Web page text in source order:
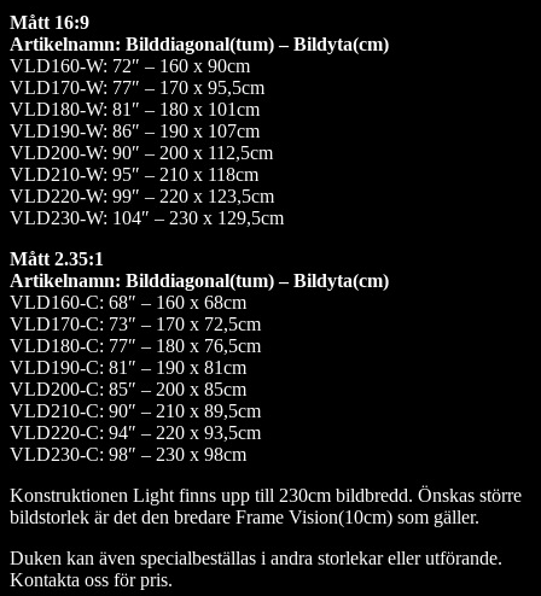
Mått 16:9
Artikelnamn: Bilddiagonal(tum) – Bildyta(cm)
VLD160-W: 72″ – 160 x 90cm
VLD170-W: 77″ – 170 x 95,5cm
VLD180-W: 81″ – 180 x 101cm
VLD190-W: 86″ – 190 x 107cm
VLD200-W: 90″ – 200 x 112,5cm
VLD210-W: 95″ – 210 x 118cm
VLD220-W: 99″ – 220 x 123,5cm
VLD230-W: 104″ – 230 x 129,5cm
Mått 2.35:1
Artikelnamn: Bilddiagonal(tum) – Bildyta(cm)
VLD160-C: 68″ – 160 x 68cm
VLD170-C: 73″ – 170 x 72,5cm
VLD180-C: 77″ – 180 x 76,5cm
VLD190-C: 81″ – 190 x 81cm
VLD200-C: 85″ – 200 x 85cm
VLD210-C: 90″ – 210 x 89,5cm
VLD220-C: 94″ – 220 x 93,5cm
VLD230-C: 98″ – 230 x 98cm
Konstruktionen Light finns upp till 230cm bildbredd. Önskas större
bildstorlek är det den bredare Frame Vision(10cm) som gäller.
Duken kan även specialbeställas i andra storlekar eller utförande.
Kontakta oss för pris.